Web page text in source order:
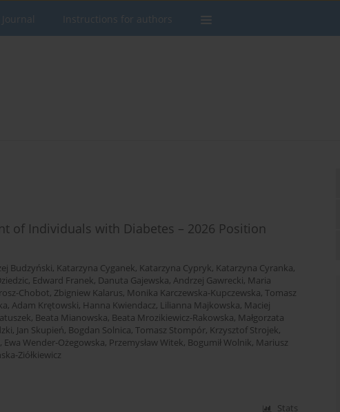
Instructions for authors
of Individuals with Diabetes – 2026 Position
Budzyński, Katarzyna Cyganek, Katarzyna Cypryk, Katarzyna Cyranka,
, Edward Franek, Danuta Gajewska, Andrzej Gawrecki, Maria
Chobot, Zbigniew Kalarus, Monika Karczewska-Kupczewska, Tomasz
, Adam Krętowski, Hanna Kwiendacz, Lilianna Majkowska, Maciej
, Beata Mianowska, Beata Mrozikiewicz-Rakowska, Małgorzata
, Jan Skupień, Bogdan Solnica, Tomasz Stompór, Krzysztof Strojek,
, Ewa Wender-Ożegowska, Przemysław Witek, Bogumił Wolnik, Mariusz
Ziółkiewicz
Stats